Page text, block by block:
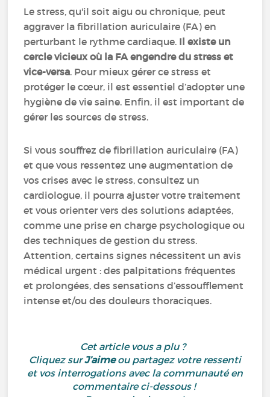
Le stress, qu'il soit aigu ou chronique, peut
aggraver la fibrillation auriculaire (FA) en
perturbant le rythme cardiaque. Il existe un
cercle vicieux où la FA engendre du stress et
vice-versa. Pour mieux gérer ce stress et
protéger le cœur, il est essentiel d’adopter une
hygiène de vie saine. Enfin, il est important de
gérer les sources de stress.
Si vous souffrez de fibrillation auriculaire (FA)
et que vous ressentez une augmentation de
vos crises avec le stress, consultez un
cardiologue, il pourra ajuster votre traitement
et vous orienter vers des solutions adaptées,
comme une prise en charge psychologique ou
des techniques de gestion du stress.
Attention, certains signes nécessitent un avis
médical urgent : des palpitations fréquentes
et prolongées, des sensations d’essoufflement
intense et/ou des douleurs thoraciques.
Cet article vous a plu ?
Cliquez surJ’aimeou partagez votre ressenti
et vos interrogations avec la communauté en
commentaire ci-dessous !